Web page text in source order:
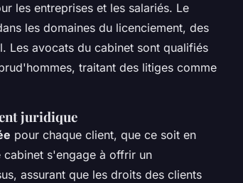
les entreprises et les salariés. Le
les domaines du licenciement, des
Les avocats du cabinet sont qualifiés
traitant des litiges comme
juridique
pour chaque client, que ce soit en
s'engage à offrir un
assurant que les droits des clients